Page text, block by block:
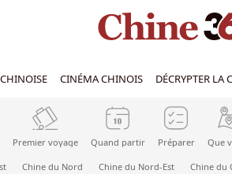
CINÉMA CHINOIS DÉCRYPTER LA
Premier voyage Quand partir Préparer Que
Chine du Nord Chine du Nord-Est Chine du